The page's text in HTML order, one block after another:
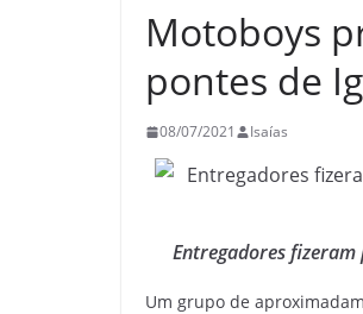
Motoboys
pontes de
08/07/2021 Isaías
Entregadores
Um grupo de